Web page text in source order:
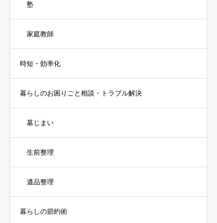
塾
家庭教師
時短・効率化
暮らしのお困りごと相談・トラブル解決
墓じまい
生前整理
遺品整理
暮らしの節約術